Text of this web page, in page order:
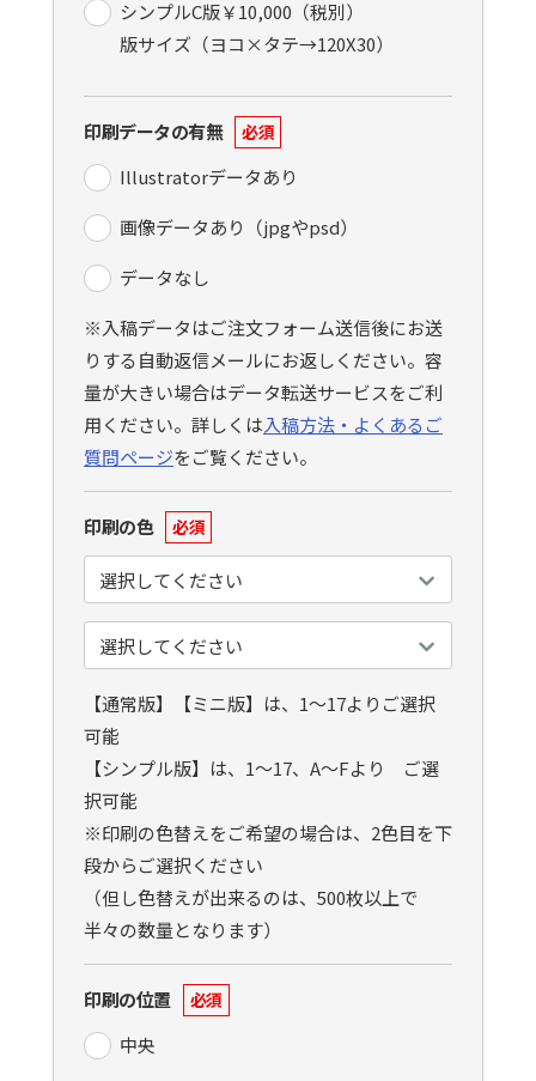
シンプルC版￥10,000（税別）
版サイズ（ヨコ×タテ→120X30）
印刷データの有無 必須
Illustratorデータあり
画像データあり（jpgやpsd）
データなし
※入稿データはご注文フォーム送信後にお送
りする自動返信メールにお返しください。容
量が大きい場合はデータ転送サービスをご利
用ください。詳しくは入稿方法・よくあるご
質問ページをご覧ください。
印刷の色 必須
【通常版】【ミニ版】は、1〜17よりご選択
可能
【シンプル版】は、1〜17、A〜Fより ご選
択可能
※印刷の色替えをご希望の場合は、2色目を下
段からご選択ください
（但し色替えが出来るのは、500枚以上で
半々の数量となります）
印刷の位置 必須
中央